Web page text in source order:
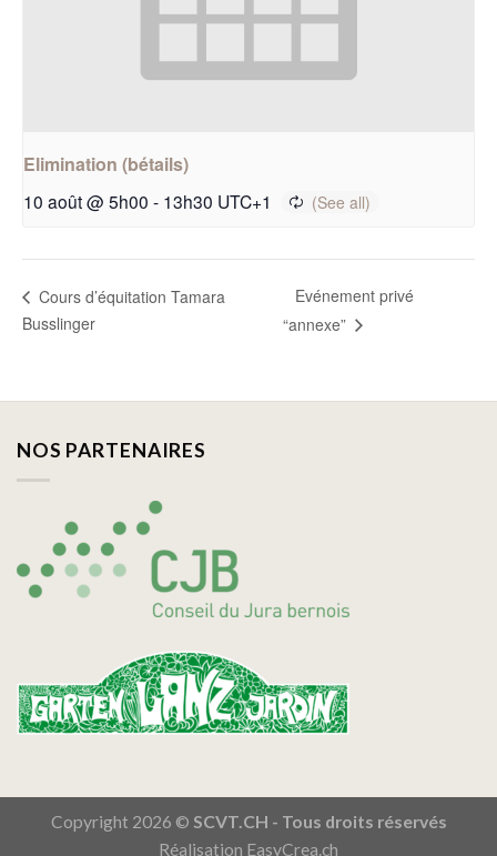
Elimination (bétails)
10 août @ 5h00 - 13h30 UTC+1
Cours d’équitation Tamara
Busslinger
Evénement privé
“annexe”
NOS PARTENAIRES
Copyright 2026 © SCVT.CH - Tous droits réservés
Réalisation EasyCrea.ch